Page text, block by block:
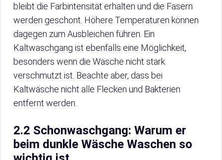
bleibt die Farbintensität erhalten und die Fasern
werden geschont. Höhere Temperaturen können
dagegen zum Ausbleichen führen. Ein
Kaltwaschgang ist ebenfalls eine Möglichkeit,
besonders wenn die Wäsche nicht stark
verschmutzt ist. Beachte aber, dass bei
Kaltwäsche nicht alle Flecken und Bakterien
entfernt werden.
2.2 Schonwaschgang: Warum er
beim dunkle Wäsche Waschen so